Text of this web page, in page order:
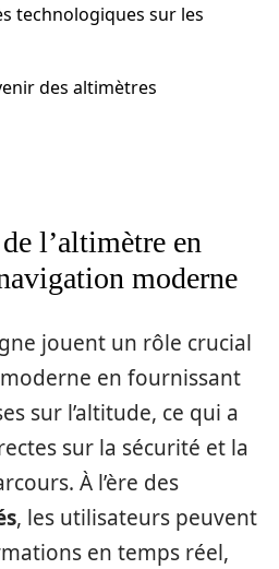
technologiques sur les
des altimètres
l’altimètre en
moderne
jouent un rôle crucial
en fournissant
sur l’altitude, ce qui a
sur la sécurité et la
À l’ère des
, les utilisateurs peuvent
en temps réel,